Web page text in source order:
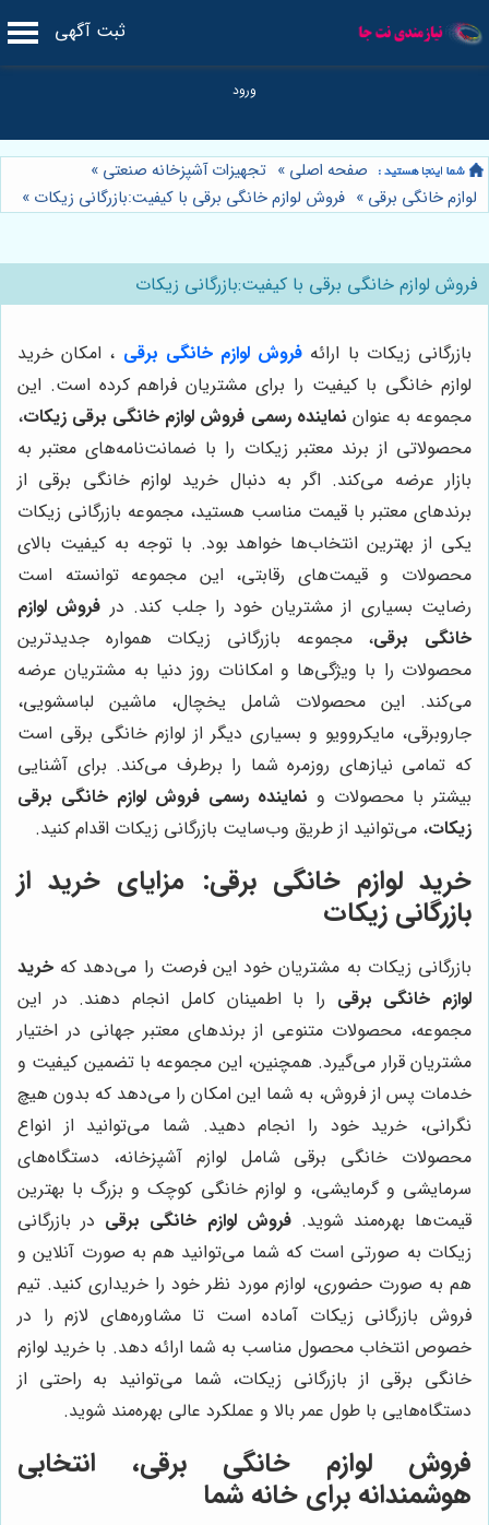
ثبت آگهی
صفحه اصلی » تجهیزات آشپزخانه صنعتی »
لوازم خانگی برقی » فروش لوازم خانگی برقی با کیفیت:بازرگانی زیکات »
فروش لوازم خانگی برقی با کیفیت:بازرگانی زیکات
بازرگانی زیکات با ارائه فروش لوازم خانگی برقی ، امکان خرید
لوازم خانگی با کیفیت را برای مشتریان فراهم کرده است. این
مجموعه به عنوان نماینده رسمی فروش لوازم خانگی برقی زیکات،
محصولاتی از برند معتبر زیکات را با ضمانت‌نامه‌های معتبر به
بازار عرضه می‌کند. اگر به دنبال خرید لوازم خانگی برقی از
برندهای معتبر با قیمت مناسب هستید، مجموعه بازرگانی زیکات
یکی از بهترین انتخاب‌ها خواهد بود. با توجه به کیفیت بالای
محصولات و قیمت‌های رقابتی، این مجموعه توانسته است
رضایت بسیاری از مشتریان خود را جلب کند. در فروش لوازم
خانگی برقی، مجموعه بازرگانی زیکات همواره جدیدترین
محصولات را با ویژگی‌ها و امکانات روز دنیا به مشتریان عرضه
می‌کند. این محصولات شامل یخچال، ماشین لباسشویی،
جاروبرقی، مایکروویو و بسیاری دیگر از لوازم خانگی برقی است
که تمامی نیازهای روزمره شما را برطرف می‌کند. برای آشنایی
بیشتر با محصولات و نماینده رسمی فروش لوازم خانگی برقی
زیکات، می‌توانید از طریق وب‌سایت بازرگانی زیکات اقدام کنید.
خرید لوازم خانگی برقی: مزایای خرید از
بازرگانی زیکات
بازرگانی زیکات به مشتریان خود این فرصت را می‌دهد که خرید
لوازم خانگی برقی را با اطمینان کامل انجام دهند. در این
مجموعه، محصولات متنوعی از برندهای معتبر جهانی در اختیار
مشتریان قرار می‌گیرد. همچنین، این مجموعه با تضمین کیفیت و
خدمات پس از فروش، به شما این امکان را می‌دهد که بدون هیچ
نگرانی، خرید خود را انجام دهید. شما می‌توانید از انواع
محصولات خانگی برقی شامل لوازم آشپزخانه، دستگاه‌های
سرمایشی و گرمایشی، و لوازم خانگی کوچک و بزرگ با بهترین
قیمت‌ها بهره‌مند شوید.فروش لوازم خانگی برقی در بازرگانی
زیکات به صورتی است که شما می‌توانید هم به صورت آنلاین و
هم به صورت حضوری، لوازم مورد نظر خود را خریداری کنید. تیم
فروش بازرگانی زیکات آماده است تا مشاوره‌های لازم را در
خصوص انتخاب محصول مناسب به شما ارائه دهد. با خرید لوازم
خانگی برقی از بازرگانی زیکات، شما می‌توانید به راحتی از
دستگاه‌هایی با طول عمر بالا و عملکرد عالی بهره‌مند شوید.
فروش لوازم خانگی برقی، انتخابی
هوشمندانه برای خانه شما